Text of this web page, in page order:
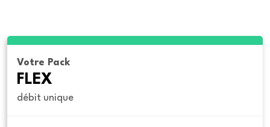
Votre Pack
FLEX
débit unique